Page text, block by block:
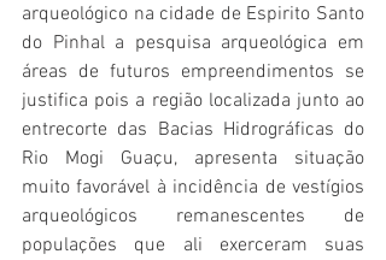
arqueológico na cidade de Espirito Santo
do Pinhal a pesquisa arqueológica em
áreas de futuros empreendimentos se
justifica pois a região localizada junto ao
entrecorte das Bacias Hidrográficas do
Rio Mogi Guaçu, apresenta situação
muito favorável à incidência de vestígios
arqueológicos remanescentes de
populações que ali exerceram suas